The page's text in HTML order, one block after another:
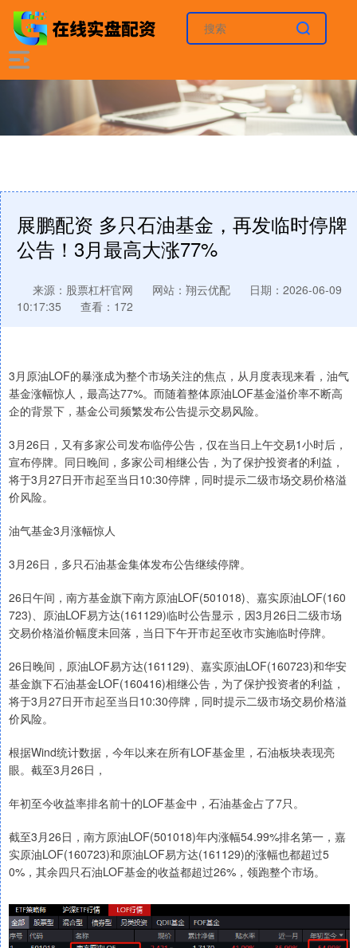
展鹏配资 多只石油基金，再发临时停牌
公告！3月最高大涨77%
来源：股票杠杆官网 网站：翔云优配
日期：2026-06-09
10:17:35
查看：172
3月原油LOF的暴涨成为整个市场关注的焦点，从月度表现来看，油气
基金涨幅惊人，最高达77%。而随着整体原油LOF基金溢价率不断高
企的背景下，基金公司频繁发布公告提示交易风险。
3月26日，又有多家公司发布临停公告，仅在当日上午交易1小时后，
宣布停牌。同日晚间，多家公司相继公告，为了保护投资者的利益，
将于3月27日开市起至当日10:30停牌，同时提示二级市场交易价格溢
价风险。
油气基金3月涨幅惊人
3月26日，多只石油基金集体发布公告继续停牌。
26日午间，南方基金旗下南方原油LOF(501018)、嘉实原油LOF(160
723)、原油LOF易方达(161129)临时公告显示，因3月26日二级市场
交易价格溢价幅度未回落，当日下午开市起至收市实施临时停牌。
26日晚间，原油LOF易方达(161129)、嘉实原油LOF(160723)和华安
基金旗下石油基金LOF(160416)相继公告，为了保护投资者的利益，
将于3月27日开市起至当日10:30停牌，同时提示二级市场交易价格溢
价风险。
根据Wind统计数据，今年以来在所有LOF基金里，石油板块表现亮
眼。截至3月26日，
年初至今收益率排名前十的LOF基金中，石油基金占了7只。
截至3月26日，南方原油LOF(501018)年内涨幅54.99%排名第一，嘉
实原油LOF(160723)和原油LOF易方达(161129)的涨幅也都超过5
0%，其余四只石油LOF基金的收益都超过26%，领跑整个市场。